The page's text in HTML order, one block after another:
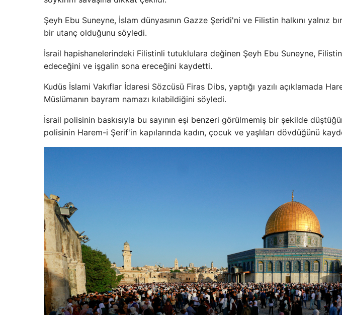
Şeyh Ebu Suneyne, İslam dünyasının Gazze Şeridi'ni ve Filistin halkını yalnız
bir utanç olduğunu söyledi.
İsrail hapishanelerindeki Filistinli tutuklulara değinen Şeyh Ebu Suneyne,
edeceğini ve işgalin sona ereceğini kaydetti.
Kudüs İslami Vakıflar İdaresi Sözcüsü Firas Dibs, yaptığı yazılı açıklamada
Müslümanın bayram namazı kılabildiğini söyledi.
İsrail polisinin baskısıyla bu sayının eşi benzeri görülmemiş bir şekilde
polisinin Harem-i Şerif'in kapılarında kadın, çocuk ve yaşlıları dövdüğünü